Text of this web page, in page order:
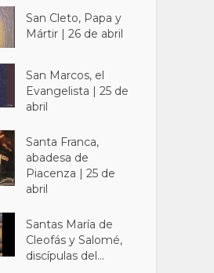
San Cleto, Papa y
Mártir | 26 de abril
San Marcos, el
Evangelista | 25 de
abril
Santa Franca,
abadesa de
Piacenza | 25 de
abril
Santas María de
Cleofás y Salomé,
discípulas del...